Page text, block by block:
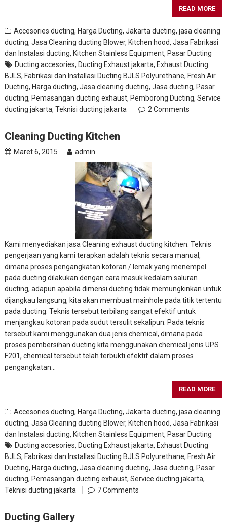
READ MORE
Accesories ducting,Harga Ducting,Jakarta ducting,jasa cleaning
ducting,Jasa Cleaning ducting Blower, Kitchen hood,Jasa Fabrikasi
dan Instalasi ducting,Kitchen Stainless Equipment,Pasar Ducting
Ducting accesories,Ducting Exhaust jakarta,Exhaust Ducting
BJLS,Fabrikasi dan Installasi Ducting BJLS Polyurethane,Fresh Air
Ducting,Harga ducting,Jasa cleaning ducting,Jasa ducting,Pasar
ducting,Pemasangan ducting exhaust,Pemborong Ducting,Service
ducting jakarta,Teknisi ducting jakarta 2 Comments
Cleaning Ducting Kitchen
Maret 6, 2015 admin
Kami menyediakan jasa Cleaning exhaust ducting kitchen. Teknis
pengerjaan yang kami terapkan adalah teknis secara manual,
dimana proses pengangkatan kotoran / lemak yang menempel
pada ducting dilakukan dengan cara masuk kedalam saluran
ducting, adapun apabila dimensi ducting tidak memungkinkan untuk
dijangkau langsung, kita akan membuat mainhole pada titik tertentu
pada ducting. Teknis tersebut terbilang sangat efektif untuk
menjangkau kotoran pada sudut tersulit sekalipun. Pada teknis
tersebut kami menggunakan dua jenis chemical, dimana pada
proses pembersihan ducting kita menggunakan chemical jenis UPS
F201, chemical tersebut telah terbukti efektif dalam proses
pengangkatan…
READ MORE
Accesories ducting,Harga Ducting,Jakarta ducting,jasa cleaning
ducting,Jasa Cleaning ducting Blower, Kitchen hood,Jasa Fabrikasi
dan Instalasi ducting,Kitchen Stainless Equipment,Pasar Ducting
Ducting accesories,Ducting Exhaust jakarta,Exhaust Ducting
BJLS,Fabrikasi dan Installasi Ducting BJLS Polyurethane,Fresh Air
Ducting,Harga ducting,Jasa cleaning ducting,Jasa ducting,Pasar
ducting,Pemasangan ducting exhaust,Service ducting jakarta,
Teknisi ducting jakarta
7 Comments
Ducting Gallery